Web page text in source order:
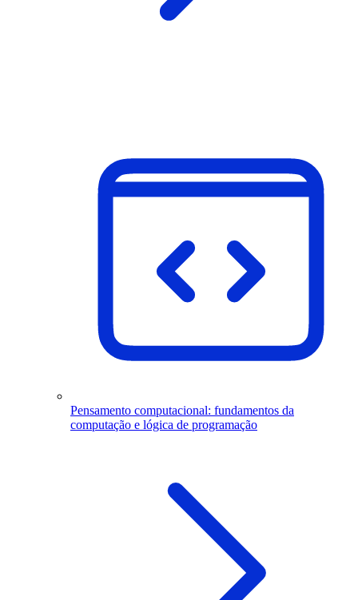
Pensamento computacional: fundamentos da
computação e lógica de programação